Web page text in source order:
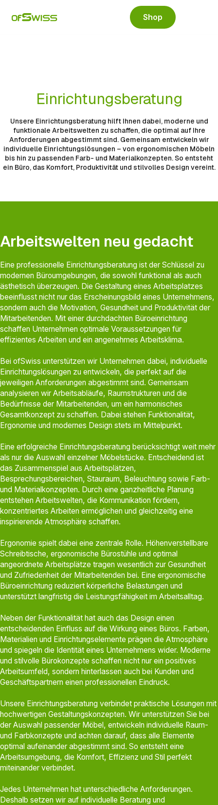
Shop
Einrichtungsberatung
Unsere Einrichtungsberatung hilft Ihnen dabei, moderne und
funktionale Arbeitswelten zu schaffen, die optimal auf Ihre
Anforderungen abgestimmt sind. Gemeinsam entwickeln wir
individuelle Einrichtungslösungen – von ergonomischen Möbeln
bis hin zu passenden Farb- und Materialkonzepten. So entsteht
ein Büro, das Komfort, Produktivität und stilvolles Design vereint.
Arbeitswelten neu gedacht
Eine professionelle Einrichtungsberatung ist der Schlüssel zu
modernen Büroumgebungen, die sowohl funktional als auch
ästhetisch überzeugen. Die Gestaltung eines Arbeitsplatzes
beeinflusst nicht nur das Erscheinungsbild eines Unternehmens,
sondern auch die Motivation, Gesundheit und Produktivität der
Mitarbeitenden. Mit einer durchdachten Büroeinrichtung
schaffen Unternehmen optimale Voraussetzungen für
effizientes Arbeiten und ein angenehmes Arbeitsklima.
Bei ofSwiss unterstützen wir Unternehmen dabei, individuelle
Einrichtungslösungen zu entwickeln, die perfekt auf die
jeweiligen Anforderungen abgestimmt sind. Gemeinsam
analysieren wir Arbeitsabläufe, Raumstrukturen und die
Bedürfnisse der Mitarbeitenden, um ein harmonisches
Gesamtkonzept zu schaffen. Dabei stehen Funktionalität,
Ergonomie und modernes Design stets im Mittelpunkt.
Eine erfolgreiche Einrichtungsberatung berücksichtigt weit mehr
als nur die Auswahl einzelner Möbelstücke. Entscheidend ist
das Zusammenspiel aus Arbeitsplätzen,
Besprechungsbereichen, Stauraum, Beleuchtung sowie Farb-
und Materialkonzepten. Durch eine ganzheitliche Planung
entstehen Arbeitswelten, die Kommunikation fördern,
konzentriertes Arbeiten ermöglichen und gleichzeitig eine
inspirierende Atmosphäre schaffen.
Ergonomie spielt dabei eine zentrale Rolle. Höhenverstellbare
Schreibtische, ergonomische Bürostühle und optimal
angeordnete Arbeitsplätze tragen wesentlich zur Gesundheit
und Zufriedenheit der Mitarbeitenden bei. Eine ergonomische
Büroeinrichtung reduziert körperliche Belastungen und
unterstützt langfristig die Leistungsfähigkeit im Arbeitsalltag.
Neben der Funktionalität hat auch das Design einen
entscheidenden Einfluss auf die Wirkung eines Büros. Farben,
Materialien und Einrichtungselemente prägen die Atmosphäre
und spiegeln die Identität eines Unternehmens wider. Moderne
und stilvolle Bürokonzepte schaffen nicht nur ein positives
Arbeitsumfeld, sondern hinterlassen auch bei Kunden und
Geschäftspartnern einen professionellen Eindruck.
Unsere Einrichtungsberatung verbindet praktische Lösungen mit
hochwertigen Gestaltungskonzepten. Wir unterstützen Sie bei
der Auswahl passender Möbel, entwickeln individuelle Raum-
und Farbkonzepte und achten darauf, dass alle Elemente
optimal aufeinander abgestimmt sind. So entsteht eine
Arbeitsumgebung, die Komfort, Effizienz und Stil perfekt
miteinander verbindet.
Jedes Unternehmen hat unterschiedliche Anforderungen.
Deshalb setzen wir auf individuelle Beratung und